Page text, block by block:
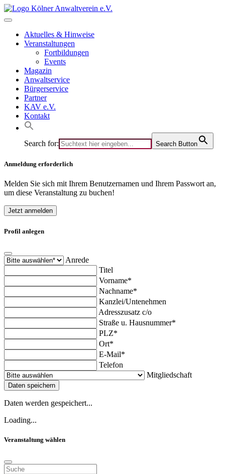
Skip
to
Aktuelles & Hinweise
Veranstaltungen
Fortbildungen
Events
Magazin
Anwaltservice
Bürgerservice
Partner
KAV e.V.
Kontakt
Search for: Search Button
Anmeldung erforderlich
Melden Sie sich mit Ihrem Benutzernamen und Ihrem Passwort an,
um diese Veranstaltung zu buchen!
Jetzt anmelden
Profil anlegen
Anrede
Titel
Vorname*
Nachname*
Kanzlei/Untenehmen
Adresszusatz c/o
Straße u. Hausnummer*
PLZ*
Ort*
E-Mail*
Telefon
Mitgliedschaft
Daten speichern
Daten werden gespeichert...
Loading...
Veranstaltung wählen